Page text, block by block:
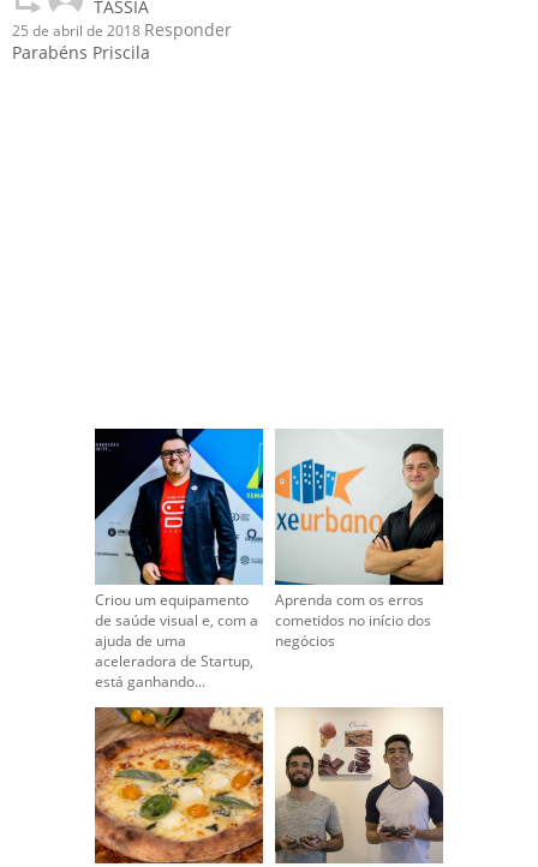
TASSIA
25 de abril de 2018 Responder
Parabéns Priscila
Criou um equipamento
de saúde visual e, com a
ajuda de uma
aceleradora de Startup,
está ganhando...
Aprenda com os erros
cometidos no início dos
negócios